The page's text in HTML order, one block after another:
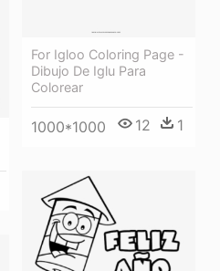
For Igloo Coloring Page -
Dibujo De Iglu Para
Colorear
1000*1000 12 1